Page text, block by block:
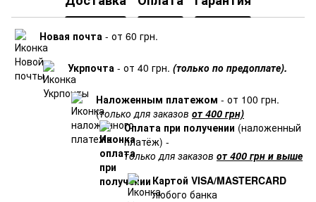
Новая почта - от 60 грн.
Укрпочта - от 40 грн. (только по предоплате).
Наложенным платежом - от 100 грн.
(только для заказов от 400 грн)
Оплата при получении (наложенный
платёж) -
только для заказов от 400 грн и выше
Картой VISA/MASTERCARD
любого банка